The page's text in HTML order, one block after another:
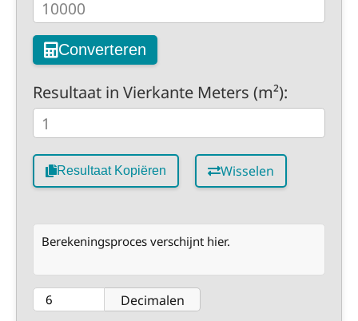
Converteren
Resultaat in Vierkante Meters (m²):
Resultaat Kopiëren Wisselen
Berekeningsproces verschijnt hier.
Decimalen